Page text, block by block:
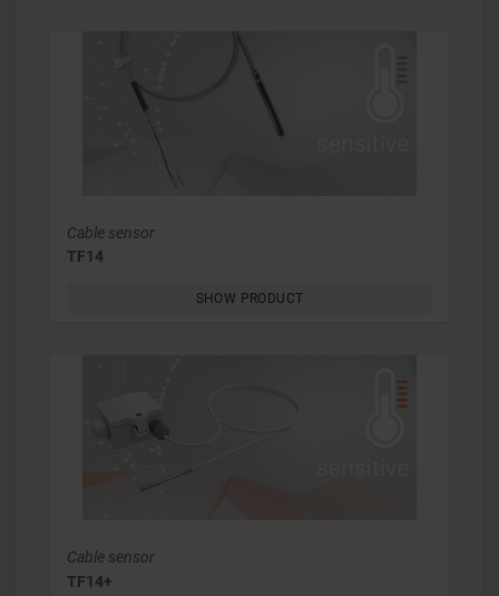
Cable sensor
TF14
SHOW PRODUCT
Cable sensor
TF14+